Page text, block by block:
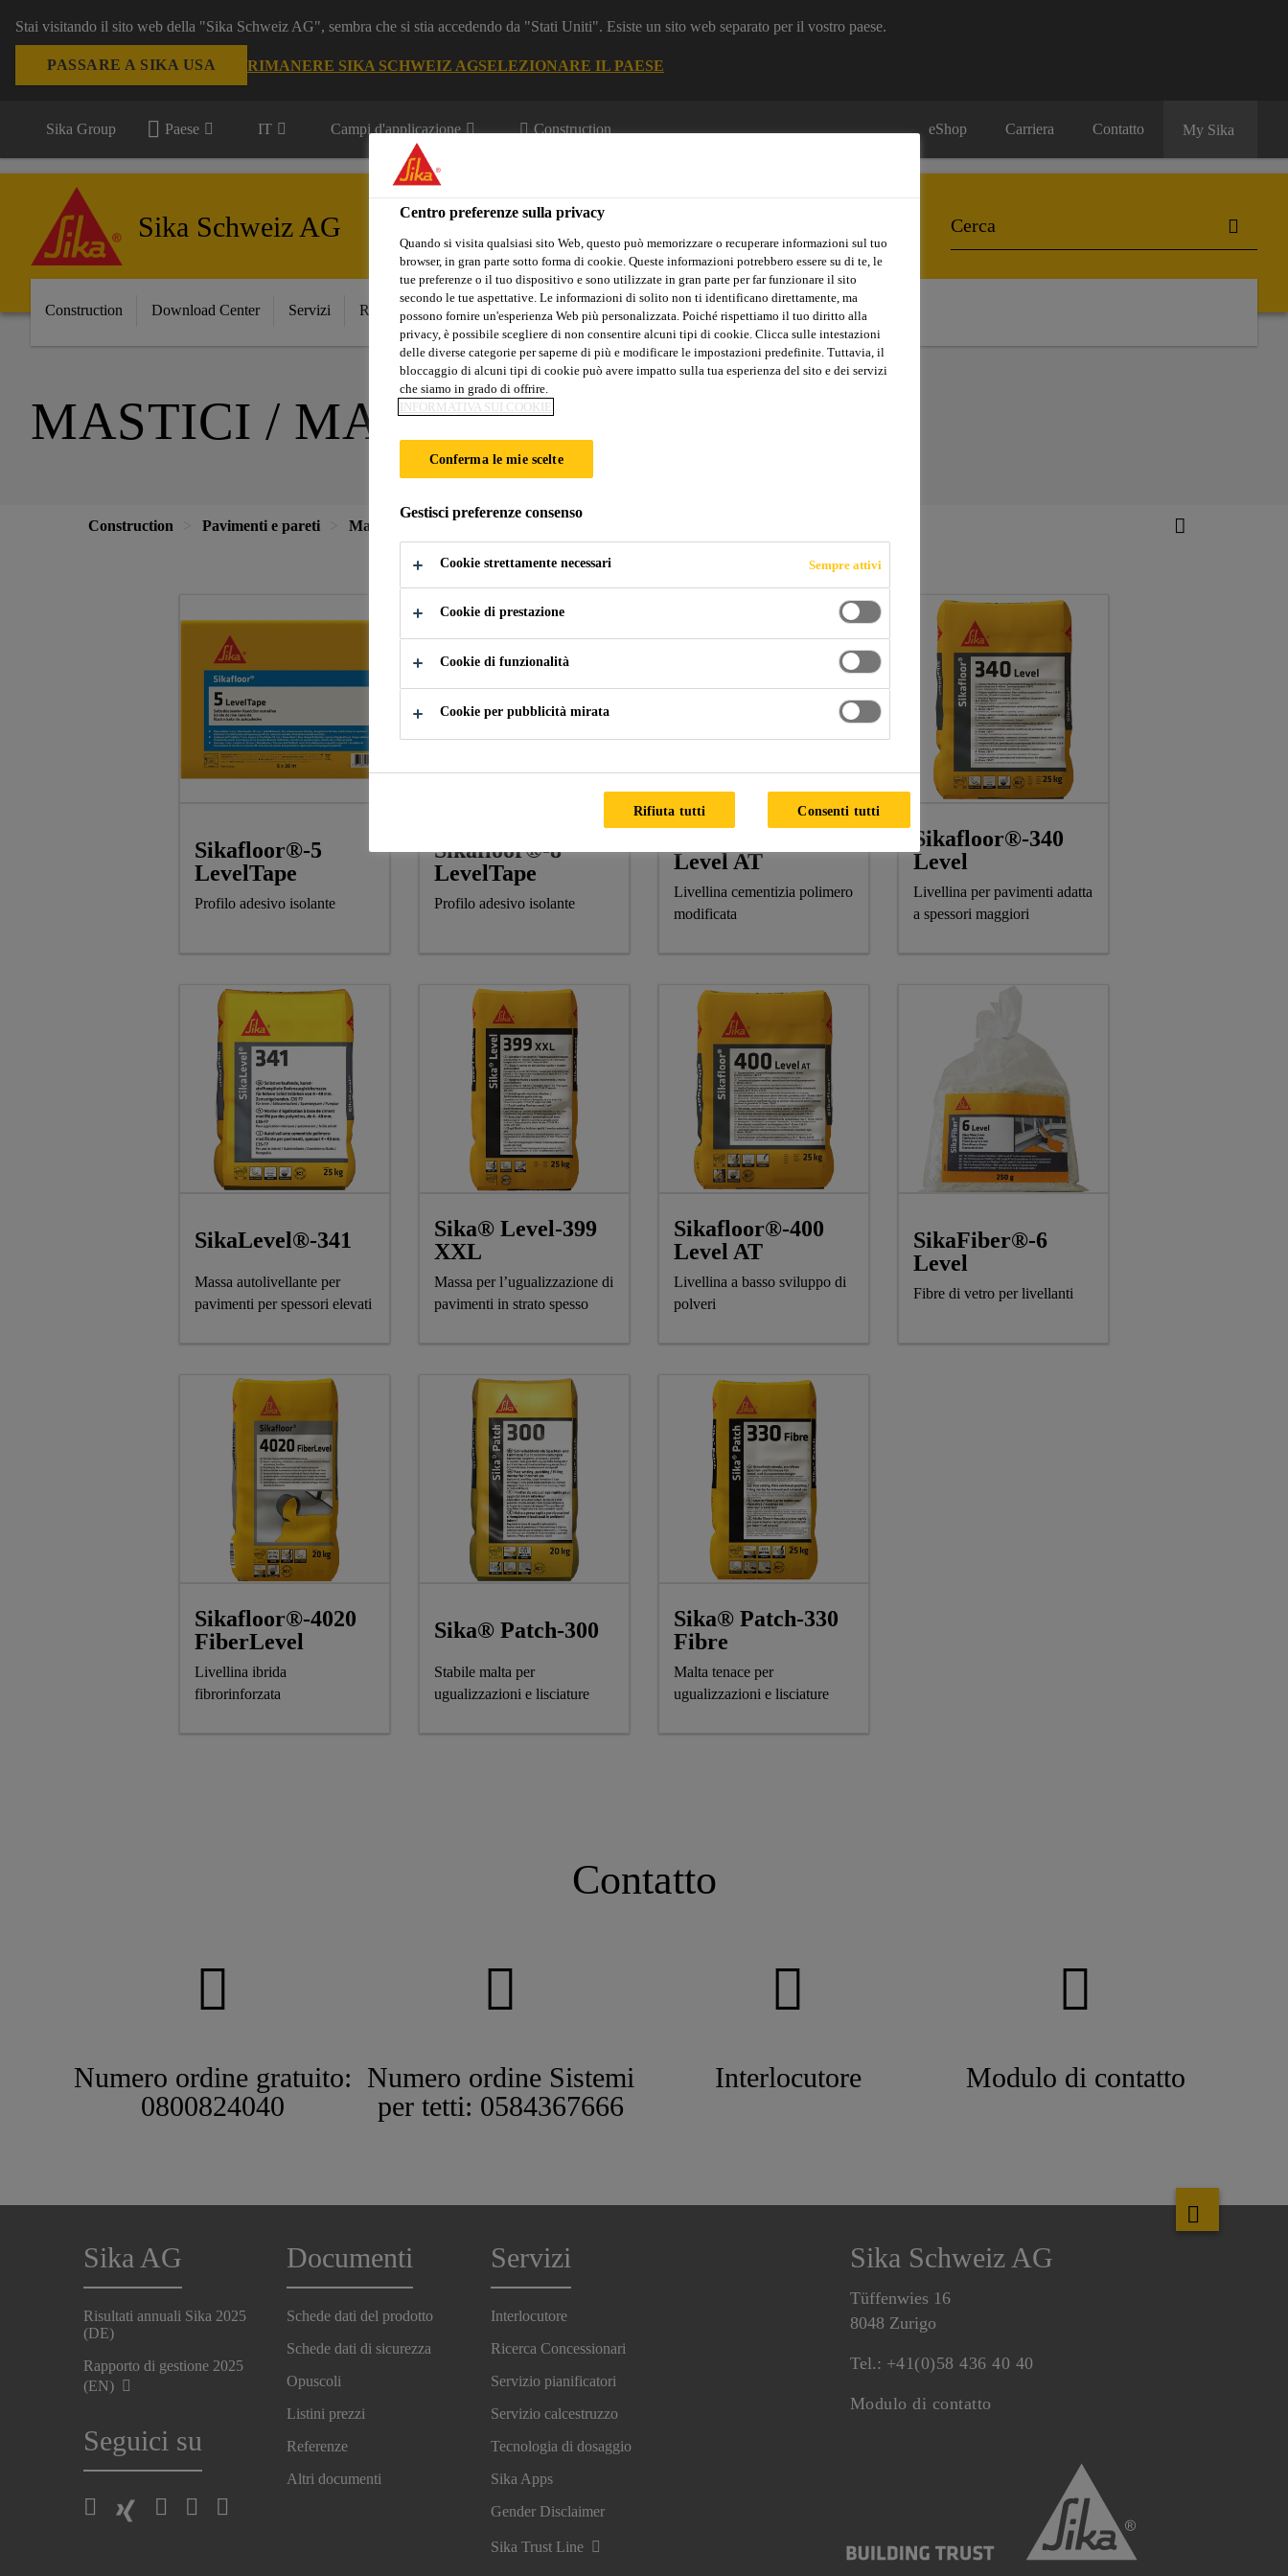
Stai visitando il sito web della "Sika Schweiz AG", sembra che si stia accedendo da "Stati Uniti". Esiste un sito web separato per il vostro paese.
PASSARE A SIKA USA RIMANERE SIKA SCHWEIZ AGSELEZIONARE IL PAESE
Sika Group Paese IT Campi d'applicazione Construction eShop Carriera Contatto My Sika
Sika Schweiz AG
Construction Download Center Servizi Referenze Sika Apps Interlocutore
MASTICI / MASSE LIVELLANTI
Construction Pavimenti e pareti Materiali per parquet e pavimentazione
Sikafloor®-5
LevelTape
Profilo adesivo isolante
Sikafloor®-8
LevelTape
Profilo adesivo isolante
Level AT
Livellina cementizia polimero
modificata
Sikafloor®-340
Level
Livellina per pavimenti adatta
a spessori maggiori
SikaLevel®-341
Massa autolivellante per
pavimenti per spessori elevati
Sika® Level-399
XXL
Massa per l’ugualizzazione di
pavimenti in strato spesso
Sikafloor®-400
Level AT
Livellina a basso sviluppo di
polveri
SikaFiber®-6
Level
Fibre di vetro per livellanti
Sikafloor®-4020
FiberLevel
Livellina ibrida
fibrorinforzata
Sika® Patch-300
Stabile malta per
ugualizzazioni e lisciature
Sika® Patch-330
Fibre
Malta tenace per
ugualizzazioni e lisciature
Contatto
Numero ordine gratuito:
0800824040
Numero ordine Sistemi
per tetti: 0584367666
Interlocutore Modulo di contatto
Sika AG
Risultati annuali Sika 2025
(DE)
Rapporto di gestione 2025
(EN)
Seguici su
Documenti
Schede dati del prodotto
Schede dati di sicurezza
Opuscoli
Listini prezzi
Referenze
Altri documenti
Servizi
Interlocutore
Ricerca Concessionari
Servizio pianificatori
Servizio calcestruzzo
Tecnologia di dosaggio
Sika Apps
Gender Disclaimer
Sika Trust Line
Sika Schweiz AG
Tüffenwies 16
8048 Zurigo
Tel.: +41(0)58 436 40 40
Modulo di contatto
Centro preferenze sulla privacy
Quando si visita qualsiasi sito Web, questo può memorizzare o recuperare informazioni sul tuo
browser, in gran parte sotto forma di cookie. Queste informazioni potrebbero essere su di te, le
tue preferenze o il tuo dispositivo e sono utilizzate in gran parte per far funzionare il sito
secondo le tue aspettative. Le informazioni di solito non ti identificano direttamente, ma
possono fornire un'esperienza Web più personalizzata. Poiché rispettiamo il tuo diritto alla
privacy, è possibile scegliere di non consentire alcuni tipi di cookie. Clicca sulle intestazioni
delle diverse categorie per saperne di più e modificare le impostazioni predefinite. Tuttavia, il
bloccaggio di alcuni tipi di cookie può avere impatto sulla tua esperienza del sito e dei servizi
che siamo in grado di offrire.
INFORMATIVA SUI COOKIE
Conferma le mie scelte
Gestisci preferenze consenso
Cookie strettamente necessari Sempre attivi
Cookie di prestazione
Cookie di funzionalità
Cookie per pubblicità mirata
Rifiuta tutti Consenti tutti